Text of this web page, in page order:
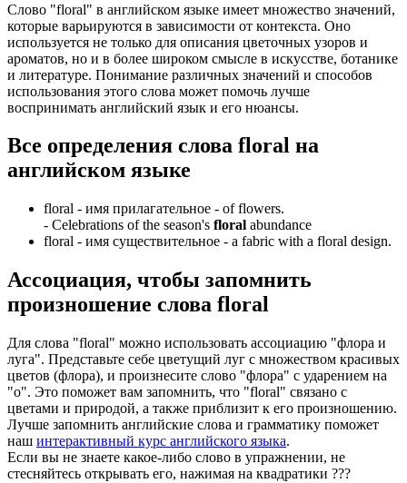
Слово "floral" в английском языке имеет множество значений,
которые варьируются в зависимости от контекста. Оно
используется не только для описания цветочных узоров и
ароматов, но и в более широком смысле в искусстве, ботанике
и литературе. Понимание различных значений и способов
использования этого слова может помочь лучше
воспринимать английский язык и его нюансы.
Все определения слова floral на
английском языке
floral - имя прилагательное - of flowers.
- Celebrations of the season's floral abundance
floral - имя существительное - a fabric with a floral design.
Ассоциация, чтобы запомнить
произношение слова floral
Для слова "floral" можно использовать ассоциацию "флора и
луга". Представьте себе цветущий луг с множеством красивых
цветов (флора), и произнесите слово "флора" с ударением на
"о". Это поможет вам запомнить, что "floral" связано с
цветами и природой, а также приблизит к его произношению.
Лучше запомнить английские слова и грамматику поможет
наш интерактивный курс английского языка.
Если вы не знаете какое-либо слово в упражнении, не
стесняйтесь открывать его, нажимая на квадратики ???